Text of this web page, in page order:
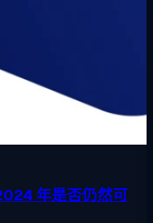
年是否仍然可